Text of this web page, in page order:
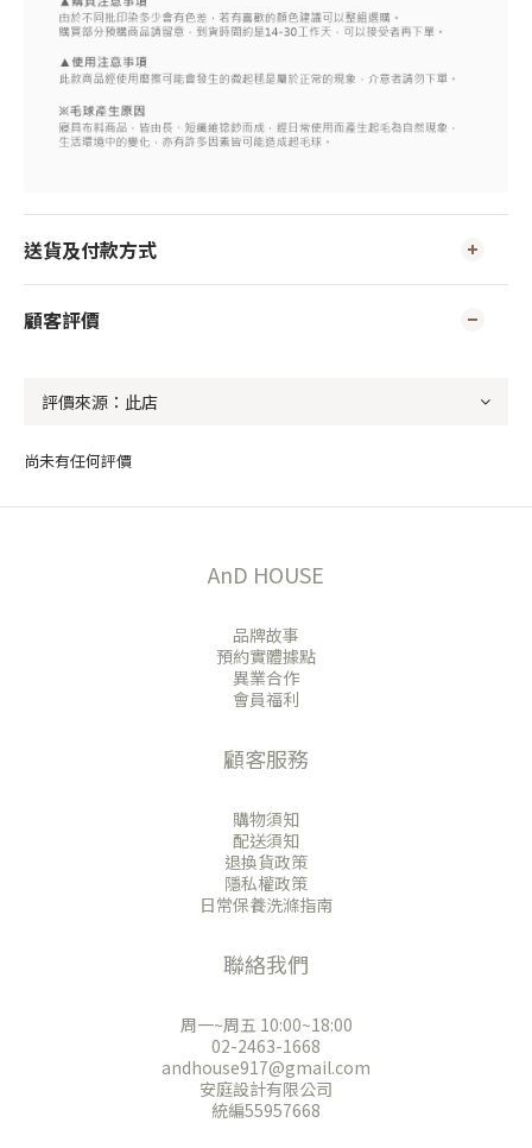
送貨及付款方式
顧客評價
尚未有任何評價
AnD HOUSE
品牌故事
預約實體據點
異業合作
會員福利
顧客服務
購物須知
配送須知
退換貨政策
隱私權政策
日常保養洗滌指南
聯絡我們
周一~周五 10:00~18:00
02-2463-1668
andhouse917@gmail.com
安庭設計有限公司
統編55957668